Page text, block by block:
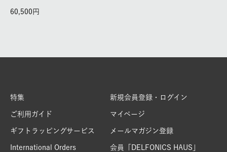
60,500
特集
ご利用ガイド
ギフトラッピングサービス
International Orders
新規会員登録・ログイン
マイページ
メールマガジン登録
会員「DELFONICS HAUS」